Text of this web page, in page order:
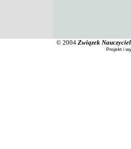
© 2004 Związek
Projekt i